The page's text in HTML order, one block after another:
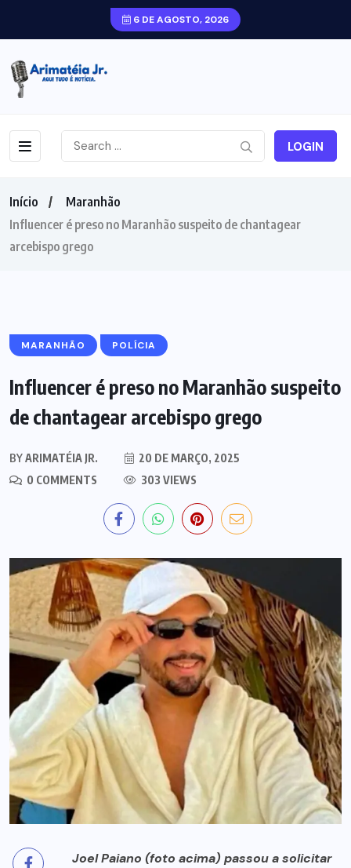
6 DE AGOSTO, 2026
LOGIN
Início
Maranhão
Influencer é preso no Maranhão suspeito de chantagear
arcebispo grego
MARANHÃO POLÍCIA
Influencer é preso no Maranhão suspeito
de chantagear arcebispo grego
BYARIMATÉIA JR.
20 DE MARÇO, 2025
0 COMMENTS
303 VIEWS
Joel Paiano (foto acima) passou a solicitar